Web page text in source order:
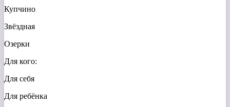
Купчино
Звёздная
Озерки
Для кого:
Для себя
Для ребёнка